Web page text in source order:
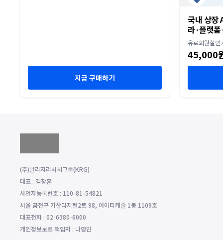
지금 구매하기
국내 상장
라·플랫
유료회원할인
45,000
(주)날리지리서치그룹(KRG)
대표 : 김창훈
사업자등록번호 : 110-81-54821
서울 금천구 가산디지털2로 98, 아이티캐슬 1동 1109호
대표전화 : 02-6380-6000
개인정보보호 책임자 : 나영민